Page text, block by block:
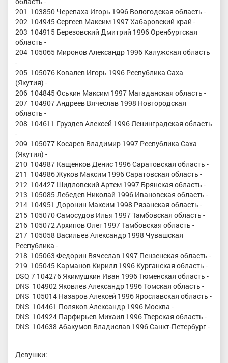
201 103850 Черепаха Игорь 1996 Вологодская область -
202 104945 Сергеев Максим 1997 Хабаровский край -
203 104915 Березовский Дмитрий 1996 Оренбургская
область -
204 105065 Миронов Александр 1996 Калужская область
-
205 105076 Ковалев Игорь 1996 Республика Саха
(Якутия) -
206 104845 Оськин Максим 1997 Магаданская область -
207 104907 Андреев Вячеслав 1998 Новгородская
область -
208 104611 Груздев Алексей 1996 Ленинградская область
-
209 105077 Косарев Владимир 1997 Республика Саха
(Якутия) -
210 104987 Кащенков Денис 1996 Саратовская область -
211 104986 Жуков Максим 1996 Саратовская область -
212 104427 Шидловский Артем 1997 Брянская область -
213 105085 Лебедев Николай 1996 Ивановская область -
214 104951 Доронин Максим 1998 Рязанская область -
215 105070 Самосудов Илья 1997 Тамбовская область -
216 105072 Архипов Олег 1997 Тамбовская область -
217 105058 Васильев Александр 1998 Чувашская
Республика -
218 105063 Федорин Вячеслав 1997 Пензенская область -
219 105045 Карманов Кирилл 1996 Курганская область -
DSQ 7 104276 Якимушкин Иван 1996 Тюменская область -
DNS 104902 Яковлев Александр 1996 Томская область -
DNS 105014 Назаров Алексей 1996 Ярославская область -
DNS 104461 Поляков Александр 1996 Москва -
DNS 104924 Парфирьев Михаил 1996 Тверская область -
DNS 104638 Абакумов Владислав 1996 Санкт-Петербург -
Девушки: